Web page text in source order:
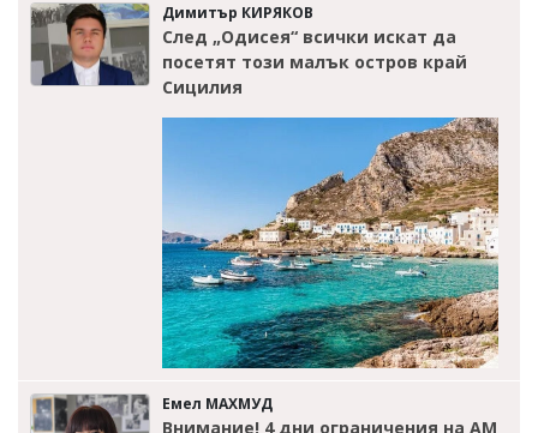
Димитър КИРЯКОВ
След „Одисея“ всички искат да
посетят този малък остров край
Сицилия
Емел МАХМУД
Внимание! 4 дни ограничения на АМ